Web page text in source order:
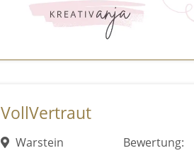
VollVertraut
Warstein
Bewertung: